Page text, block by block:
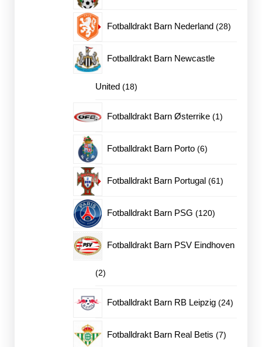
Fotballdrakt Barn Nederland 2828
Fotballdrakt Barn Newcastle
United 1818
produkter
Fotballdrakt Barn Østerrike 11
Fotballdrakt Barn Porto 66
Fotballdrakt Barn Portugal 6161
Fotballdrakt Barn PSG 120120
Fotballdrakt Barn PSV Eindhoven
22
produkter
Fotballdrakt Barn RB Leipzig 2424
Fotballdrakt Barn Real Betis 77